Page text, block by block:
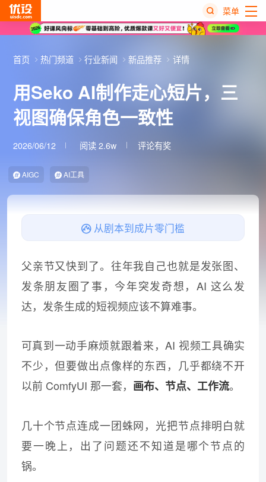
菜单
首页 热门频道 行业新闻 新品推荐 详情
用Seko AI制作走心短片，三
视图确保角色一致性
2026/06/12 阅读 2.6w 评论有奖
AIGC AI工具
从剧本到成片零门槛
父亲节又快到了。往年我自己也就是发张图、
发条朋友圈了事，今年突发奇想，AI 这么发
达，发条生成的短视频应该不算难事。
可真到一动手麻烦就跟着来，AI 视频工具确实
不少，但要做出点像样的东西，几乎都绕不开
以前 ComfyUI 那一套， 画布、节点、工作流。
几十个节点连成一团蛛网，光把节点排明白就
要一晚上，出了问题还不知道是哪个节点的
锅。